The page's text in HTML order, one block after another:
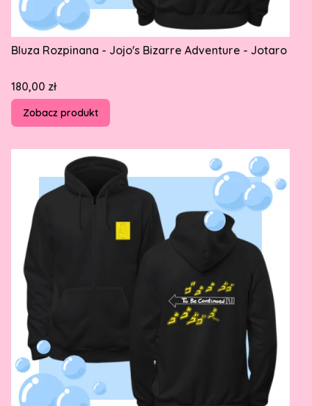
Bluza Rozpinana - Jojo's Bizarre Adventure - Jotaro
Cena
180,00 zł
Zobacz produkt